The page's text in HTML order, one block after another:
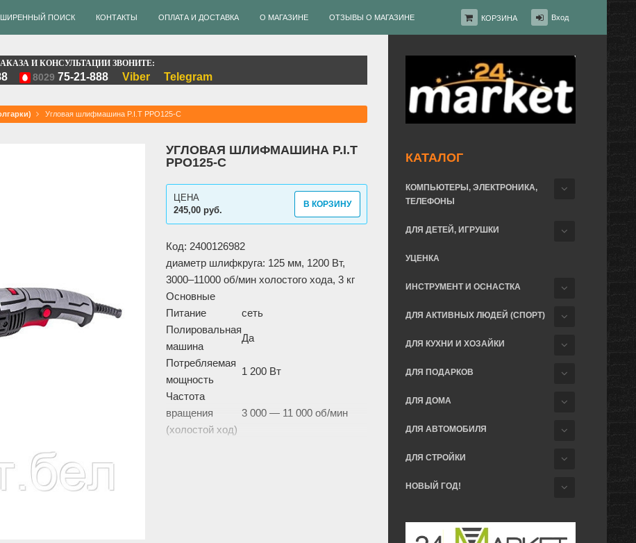
КОРЗИНА Вход
ПОИСК КОНТАКТЫ ОПЛАТА И ДОСТАВКА О МАГАЗИНЕ ОТЗЫВЫ О МАГАЗИНЕ
КАТАЛОГ
КОМПЬЮТЕРЫ, ЭЛЕКТРОНИКА,
ТЕЛЕФОНЫ
ДЛЯ ДЕТЕЙ, ИГРУШКИ
УЦЕНКА
ИНСТРУМЕНТ И ОСНАСТКА
ДЛЯ АКТИВНЫХ ЛЮДЕЙ (СПОРТ)
ДЛЯ КУХНИ И ХОЗАЙКИ
ДЛЯ ПОДАРКОВ
ДЛЯ ДОМА
ДЛЯ АВТОМОБИЛЯ
ДЛЯ СТРОЙКИ
НОВЫЙ ГОД!
И КОНСУЛЬТАЦИИ ЗВОНИТЕ:
8029 75-21-888 Viber Telegram
Угловая шлифмашина P.I.T PPO125-C
УГЛОВАЯ ШЛИФМАШИНА P.I.T
PPO125-C
245,00 руб.
ЦЕНА
В КОРЗИНУ
Код: 2400126982
диаметр шлифкруга: 125 мм, 1200 Вт,
3000–11000 об/мин холостого хода, 3 кг
Основные
Питание
сеть
Полировальная
машина
Да
Потребляемая
мощность
1 200 Вт
Частота
вращения
(холостой ход)
3 000 — 11 000 об/мин